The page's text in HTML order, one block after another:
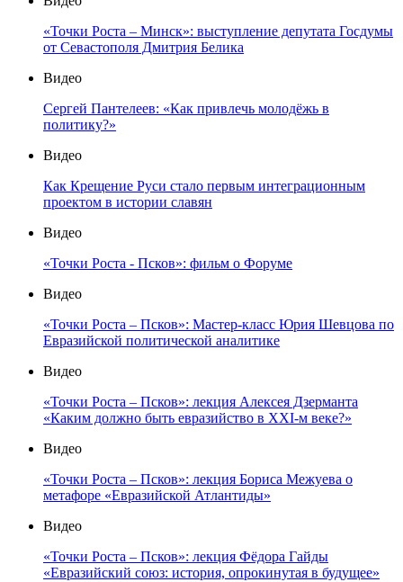
«Точки Роста – Минск»: выступление депутата Госдумы
от Севастополя Дмитрия Белика
Видео
Сергей Пантелеев: «Как привлечь молодёжь в
политику?»
Видео
Как Крещение Руси стало первым интеграционным
проектом в истории славян
Видео
«Точки Роста - Псков»: фильм о Форуме
Видео
«Точки Роста – Псков»: Мастер-класс Юрия Шевцова по
Евразийской политической аналитике
Видео
«Точки Роста – Псков»: лекция Алексея Дзерманта
«Каким должно быть евразийство в XXI-м веке?»
Видео
«Точки Роста – Псков»: лекция Бориса Межуева о
метафоре «Евразийской Атлантиды»
Видео
«Точки Роста – Псков»: лекция Фёдора Гайды
«Евразийский союз: история, опрокинутая в будущее»